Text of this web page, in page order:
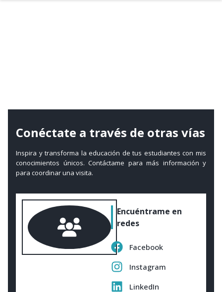
Conéctate a través de otras vías
Inspira y transforma la educación de tus estudiantes con mis
conocimientos únicos. Contáctame para más información y
para coordinar una visita.
Encuéntrame en
redes
Facebook
Instagram
LinkedIn